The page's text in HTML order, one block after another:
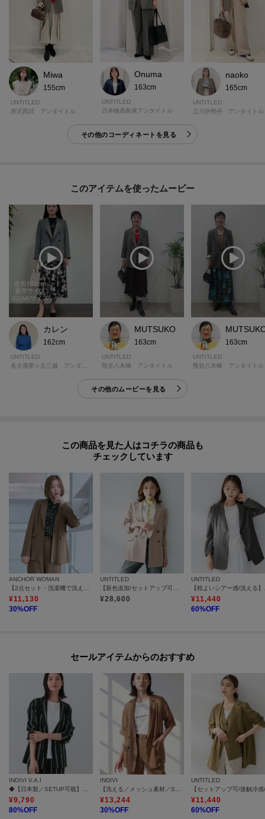
Miwa
155cm
UNTITLED
所沢西武 アンタイトル
Onuma
163cm
UNTITLED
日本橋高島屋アンタイトル
naoko
165cm
UNTITLED
立川伊勢丹 アンタイトル
その他のコーディネートを見る
このアイテムを使ったムービー
カレン
162cm
UNTITLED
MUTSUKO
163cm
UNTITLED
熊谷八木橋 アンタイトル
163cm
UNTITLED
熊谷八木橋 アンタイトル
その他のムービーを見る
この商品を見た人はコチラの商品も
チェックしています
ANCHOR WOMAN
¥11,130
30%OFF
UNTITLED
¥28,600
UNTITLED
¥11,440
60%OFF
セールアイテムからのおすすめ
INDIVI V.A.I
¥9,790
80%OFF
INDIVI
¥13,244
30%OFF
UNTITLED
¥11,440
60%OFF